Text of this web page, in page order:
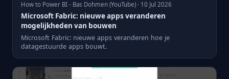
How to Power BI - Bas Dohmen (YouTube) · 10 Jul 2026
Microsoft Fabric: nieuwe apps veranderen
mogelijkheden van bouwen
Microsoft Fabric: nieuwe apps veranderen hoe je
datagestuurde apps bouwt.